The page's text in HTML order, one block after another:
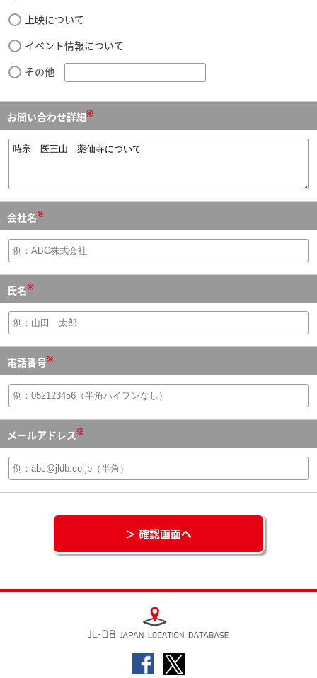
上映について
イベント情報について
その他
お問い合わせ詳細※
会社名※
氏名※
電話番号※
メールアドレス※
＞ 確認画面へ